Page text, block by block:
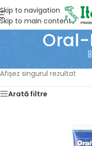
Skip to navigation
Skip to main content
Oral-
Afișez singurul rezultat
Arată filtre